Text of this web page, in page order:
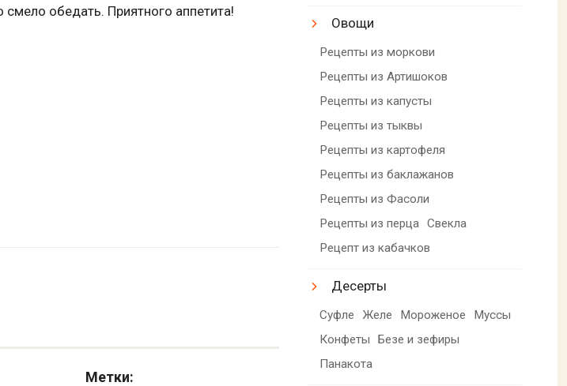
обедать. Приятного аппетита!
Метки:
Овощи
Рецепты из моркови
Рецепты из Артишоков
Рецепты из капусты
Рецепты из тыквы
Рецепты из картофеля
Рецепты из баклажанов
Рецепты из Фасоли
Рецепты из перца Свекла
Рецепт из кабачков
Десерты
Суфле Желе Мороженое
Муссы
Конфеты
Безе и зефиры
Панакота